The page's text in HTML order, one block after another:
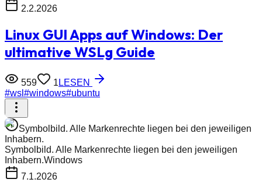
2.2.2026
Linux GUI Apps auf Windows: Der
ultimative WSLg Guide
559 1LESEN
#wsl #windows#ubuntu
Symbolbild. Alle Markenrechte liegen bei den jeweiligen
Inhabern.
Symbolbild. Alle Markenrechte liegen bei den jeweiligen
Inhabern.Windows
7.1.2026